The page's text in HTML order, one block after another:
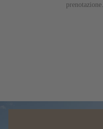
prenotazione.